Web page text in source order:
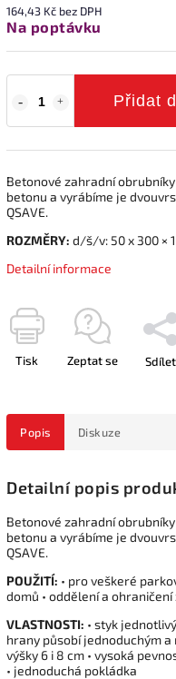
164,43 Kč bez DPH
Na poptávku
Přidat
Betonové zahradní
betonu a vyrábíme je
QSAVE.
ROZMĚRY: d/š/v: 50 x 300 ×
Detailní informace
Tisk Zeptat se Sdílet
Popis Diskuze
Detailní popis
Betonové zahradní
betonu a vyrábíme je
QSAVE.
POUŽITÍ: • pro veškeré
domů • oddělení a
VLASTNOSTI: • styk
hrany působí jednoduchým
výšky 6 i 8 cm • vysoká
• jednoduchá pokládka